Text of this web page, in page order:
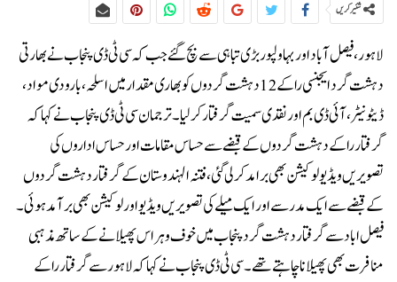
شئیر کریں
لاہور، فیصل آباد اور بہاولپور بڑی تباہی سے بچ گئے جب کہ سی ٹی ڈی پنجاب نے بھارتی
دہشت گرد ایجنسی را کے 12 دہشت گردوں کو بھاری مقدار میں اسلحہ، بارودی مواد،
ڈیٹونیٹر، آئی ڈی بم اور نقدی سمیت گرفتار کر لیا۔ترجمان سی ٹی ڈی پنجاب نے کہا کہ
گرفتار را کے دہشت گردوں کے قبضے سے حساس مقامات اور حساس اداروں کی
تصویریں ویڈیو لوکیشن بھی برامد کر لی گئی، فتنہ الہندوستان کے گرفتار دہشت گردوں
کے قبضے سے ایک مدرسے اور ایک میلے کی تصویریں ویڈیو اور لوکیشن بھی برآمد ہوئی۔
فیصل اباد سے گرفتار دہشت گرد پنجاب میں خوف و ہراس پھیلانے کے ساتھ مذہبی
منافرت بھی پھیلانا چاہتے تھے۔سی ٹی ڈی پنجاب نے کہا کہ لاہور سے گرفتار را کے